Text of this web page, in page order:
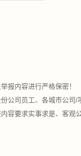
报内容进行严格保密！
公司员工、各城市公司
容要求实事求是、客观